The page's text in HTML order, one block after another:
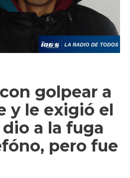
golpear a
y le exigió el
a la fuga
pero fue